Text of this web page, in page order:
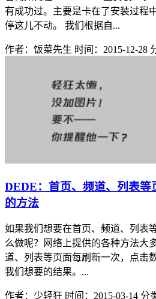
有成功过。主要是卡在了安装过程
停这儿不动。 我们根据自...
作者：饭菜先生 时间：2015-12-28
DEDE：首页、频道、列表等
的方法
如果我们想要在首页、频道、列表
么做呢？网络上提供的各种方法大
道、列表等页面每刷新一次，点击
我们想要的结果。...
作者：少轻狂 时间：2015-03-14 分